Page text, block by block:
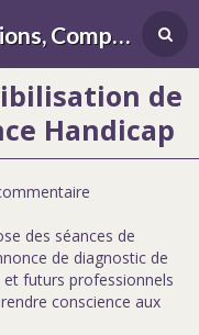
DIFFESSENS | Formations, Compétences, Différences, handicap, sensoriel
de
Handicap
des séances de
de diagnostic de
futurs professionnels
conscience aux